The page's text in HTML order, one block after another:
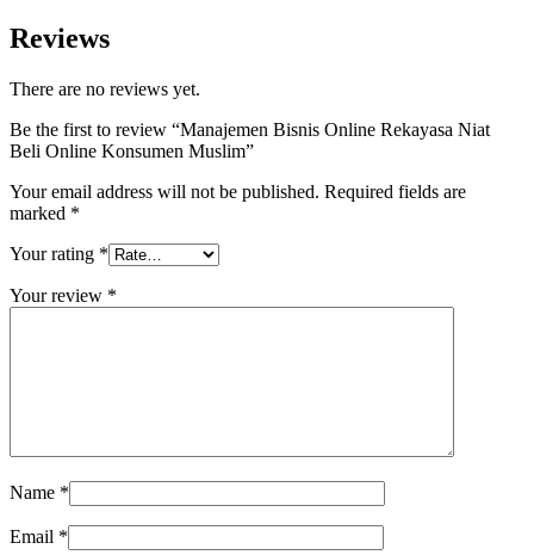
Reviews
There are no reviews yet.
Be the first to review “Manajemen Bisnis Online Rekayasa Niat
Beli Online Konsumen Muslim”
Your email address will not be published. Required fields are
marked *
Your rating *
Your review *
Name *
Email *